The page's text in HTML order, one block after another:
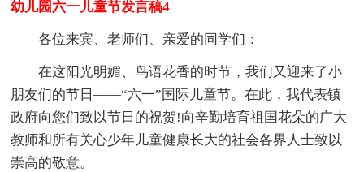
幼儿园六一儿童节发言稿4
各位来宾、老师们、亲爱的同学们：
在这阳光明媚、鸟语花香的时节，我们又迎来了小
朋友们的节日——“六一”国际儿童节。在此，我代表镇
政府向您们致以节日的祝贺!向辛勤培育祖国花朵的广大
教师和所有关心少年儿童健康长大的社会各界人士致以
崇高的敬意。